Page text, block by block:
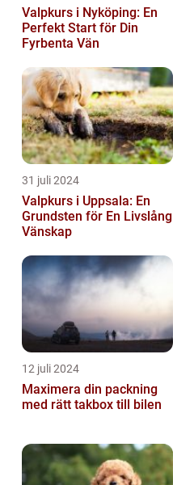
Valpkurs i Nyköping: En
Perfekt Start för Din
Fyrbenta Vän
31 juli 2024
Valpkurs i Uppsala: En
Grundsten för En Livslång
Vänskap
12 juli 2024
Maximera din packning
med rätt takbox till bilen